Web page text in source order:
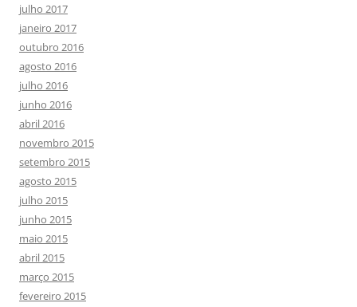
julho 2017
janeiro 2017
outubro 2016
agosto 2016
julho 2016
junho 2016
abril 2016
novembro 2015
setembro 2015
agosto 2015
julho 2015
junho 2015
maio 2015
abril 2015
março 2015
fevereiro 2015